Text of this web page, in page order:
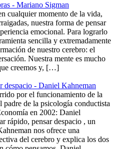
- Mariano Sigman
cualquier momento de la vida,
nuestra forma de pensar
emocional. Para lograrlo
sencilla y extremadamente
de nuestro cerebro: el
Nuestra mente es mucho
creemos y, […]
despacio - Daniel Kahneman
por el funcionamiento de la
padre de la psicología conductista
en 2002: Daniel
rápido, pensar despacio , un
nos ofrece una
del cerebro y explica los dos